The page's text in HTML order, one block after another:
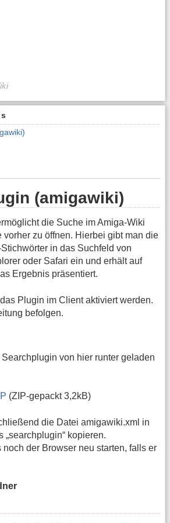
(amigawiki)
die Suche im Amiga-Wiki
vorher zu öffnen. Hierbei gibt man die
in das Suchfeld von
oder Safari ein und erhält auf
Ergebnis präsentiert.
Plugin im Client aktiviert werden.
befolgen.
von hier runter geladen
(ZIP-gepackt 3,2kB)
die Datei amigawiki.xml in
„searchplugin“ kopieren.
der Browser neu starten, falls er